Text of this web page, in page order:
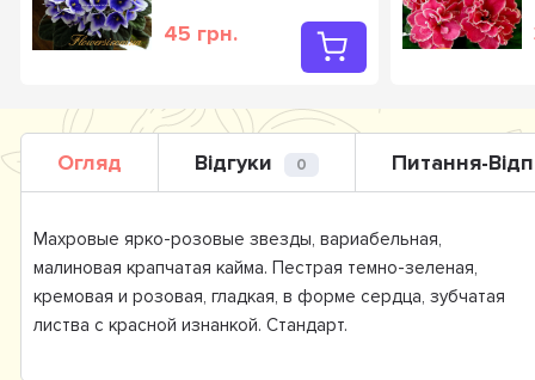
45 грн.
Огляд Відгуки 0 Питання-
Махровые ярко-розовые звезды, вариабельная,
малиновая крапчатая кайма. Пестрая темно-зеленая,
кремовая и розовая, гладкая, в форме сердца, зубчатая
листва с красной изнанкой. Стандарт.